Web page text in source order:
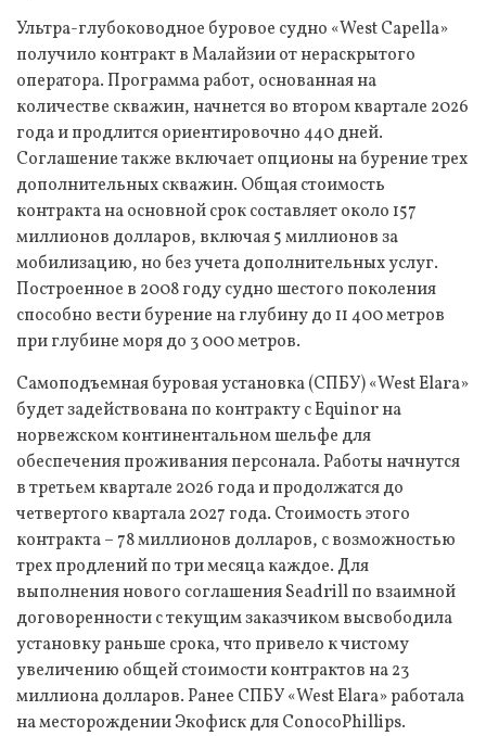
Ультра-глубоководное буровое судно «West Capella»
получило контракт в Малайзии от нераскрытого
оператора. Программа работ, основанная на
количестве скважин, начнется во втором квартале 2026
года и продлится ориентировочно 440 дней.
Соглашение также включает опционы на бурение трех
дополнительных скважин. Общая стоимость
контракта на основной срок составляет около 157
миллионов долларов, включая 5 миллионов за
мобилизацию, но без учета дополнительных услуг.
Построенное в 2008 году судно шестого поколения
способно вести бурение на глубину до 11 400 метров
при глубине моря до 3 000 метров.
Самоподъемная буровая установка (СПБУ) «West Elara»
будет задействована по контракту с Equinor на
норвежском континентальном шельфе для
обеспечения проживания персонала. Работы начнутся
в третьем квартале 2026 года и продолжатся до
четвертого квартала 2027 года. Стоимость этого
контракта – 78 миллионов долларов, с возможностью
трех продлений по три месяца каждое. Для
выполнения нового соглашения Seadrill по взаимной
договоренности с текущим заказчиком высвободила
установку раньше срока, что привело к чистому
увеличению общей стоимости контрактов на 23
миллиона долларов. Ранее СПБУ «West Elara» работала
на месторождении Экофиск для ConocoPhillips.